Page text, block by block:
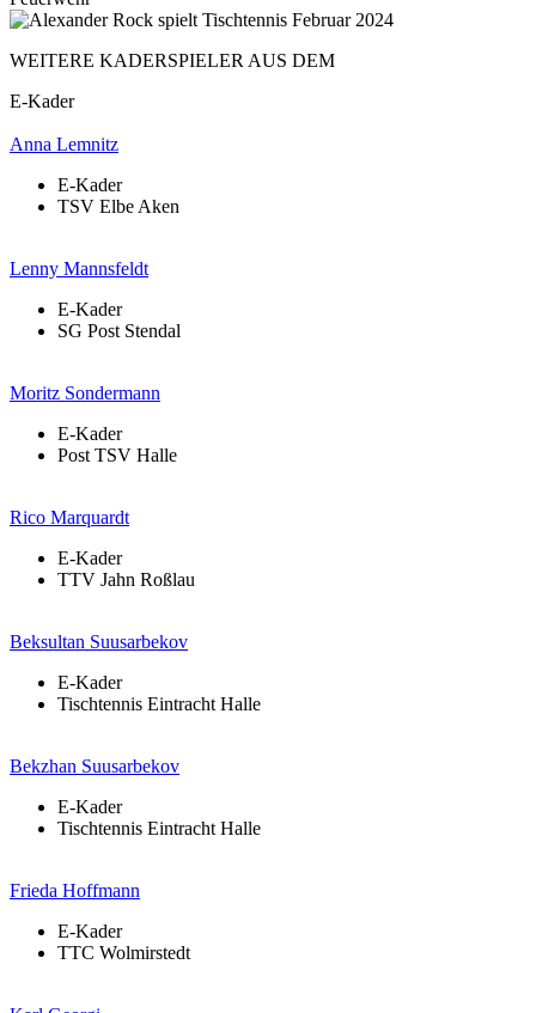
WEITERE KADERSPIELER AUS DEM
E-Kader
Anna Lemnitz
E-Kader
TSV Elbe Aken
Lenny Mannsfeldt
E-Kader
SG Post Stendal
Moritz Sondermann
E-Kader
Post TSV Halle
Rico Marquardt
E-Kader
TTV Jahn Roßlau
Beksultan Suusarbekov
E-Kader
Tischtennis Eintracht Halle
Bekzhan Suusarbekov
E-Kader
Tischtennis Eintracht Halle
Frieda Hoffmann
E-Kader
TTC Wolmirstedt